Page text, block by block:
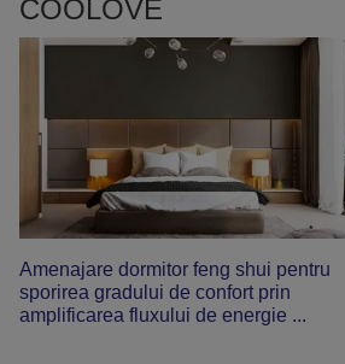
COOLOVE
Amenajare dormitor feng shui pentru
sporirea gradului de confort prin
amplificarea fluxului de energie ...